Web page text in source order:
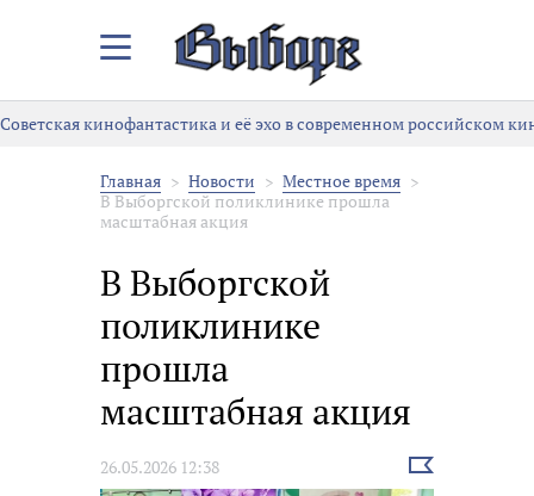
Закрыть/
меню
Советская кинофантастика и её эхо в современном российском
Главная Новости
Местное время
В Выборгской поликлинике прошла
масштабная акция
В Выборгской
поликлинике
прошла
масштабная акция
26.05.2026 12:38
Выбрать
новость